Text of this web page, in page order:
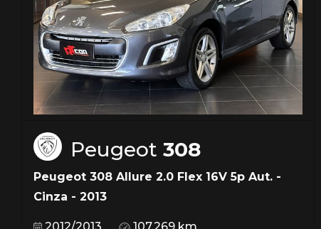
Peugeot 308
Peugeot 308 Allure 2.0 Flex 16V 5p Aut. -
Cinza - 2013
2012/2013 107.269 km